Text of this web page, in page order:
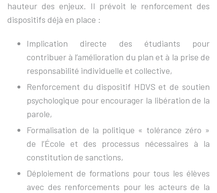
hauteur des enjeux. Il prévoit le renforcement des
dispositifs déjà en place :
Implication directe des étudiants pour
contribuer à l’amélioration du plan et à la prise de
responsabilité individuelle et collective,
Renforcement du dispositif HDVS et de soutien
psychologique pour encourager la libération de la
parole,
Formalisation de la politique « tolérance zéro »
de l’École et des processus nécessaires à la
constitution de sanctions,
Déploiement de formations pour tous les élèves
avec des renforcements pour les acteurs de la